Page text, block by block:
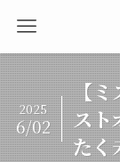
【ミ
スト
たく
2025
6/02